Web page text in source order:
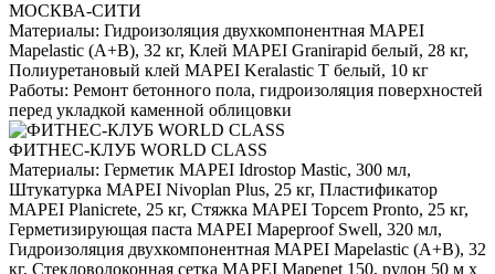
МОСКВА-СИТИ
Материалы: Гидроизоляция двухкомпонентная MAPEI
Mapelastic (А+B), 32 кг, Клей MAPEI Granirapid белый, 28 кг,
Полиуретановый клей MAPEI Keralastic T белый, 10 кг
Работы: Ремонт бетонного пола, гидроизоляция поверхностей
перед укладкой каменной облицовки
ФИТНЕС-КЛУБ WORLD CLASS
Материалы: Герметик MAPEI Idrostop Mastic, 300 мл,
Штукатурка MAPEI Nivoplan Plus, 25 кг, Пластификатор
MAPEI Planicrete, 25 кг, Стяжка MAPEI Topcem Pronto, 25 кг,
Герметизирующая паста MAPEI Mapeproof Swell, 320 мл,
Гидроизоляция двухкомпонентная MAPEI Mapelastic (А+B), 32
кг, Стекловолоконная сетка MAPEI Mapenet 150, рулон 50 м х